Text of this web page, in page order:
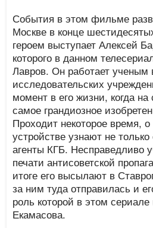
События в этом фильме
Москве в конце
героем выступает Алексей
которого в данном
Лавров. Он работает ученым
исследовательских
момент в его жизни, когда на
самое грандиозное
Проходит некоторое время,
устройстве узнают не только
агенты КГБ. Несправедливо
печати антисоветской
итоге его высылают в
за ним туда отправилась и
роль которой в этом
Екамасова.